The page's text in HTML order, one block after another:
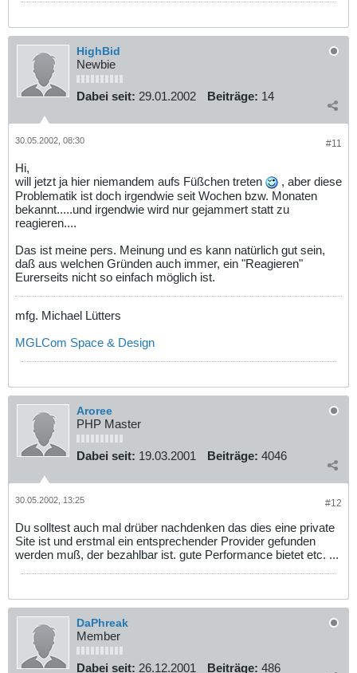
HighBid
Newbie
Dabei seit: 29.01.2002 Beiträge: 14
#11
30.05.2002, 08:30
Hi,
will jetzt ja hier niemandem aufs Füßchen treten
, aber diese
Problematik ist doch irgendwie seit Wochen bzw. Monaten
bekannt.....und irgendwie wird nur gejammert statt zu
reagieren....
Das ist meine pers. Meinung und es kann natürlich gut sein,
daß aus welchen Gründen auch immer, ein "Reagieren"
Eurerseits nicht so einfach möglich ist.
mfg. Michael Lütters
MGLCom Space & Design
Aroree
PHP Master
Dabei seit: 19.03.2001 Beiträge: 4046
#12
30.05.2002, 13:25
Du solltest auch mal drüber nachdenken das dies eine private
Site ist und erstmal ein entsprechender Provider gefunden
werden muß, der bezahlbar ist. gute Performance bietet etc. ...
DaPhreak
Member
Dabei seit: 26.12.2001 Beiträge: 486